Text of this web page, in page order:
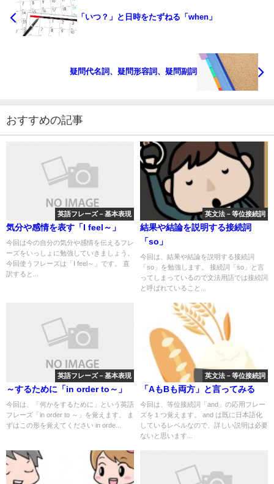
「いつ？」と日時をたずねる「when」
疑問代名詞、疑問形容詞、疑問副詞
おすすめの記事
英語フレーズ－基本表現
気分や感情を表す「I feel～」
今回は今の自分の気分や感情を伝えるフレ
ーズをいっしょに勉強していきましょう。
今回使うフレーズは「I feel～」です。 直
訳すると...
英文法－等位接続詞
結果や結論を説明する接続詞
「so」
今回は、結果や結論を説明する接続詞
「so」を勉強します。 接続詞「so」と言
ってしまっているので文法用語では接続詞
と呼ばれていること...
英語フレーズ－基本表現
～するために「in order to～」
今回は、「何かをするために」という英語
フレーズ「in order to ～」を覚えます。 ま
ずはこの形を覚えてください in orde...
英文法－等位接続詞
「AもBも両方」と言ってみる
今回は、等位接続詞「and」の応用フレー
ズを１つ覚えます。 and は既に日本語化
しているレベルなので、詳しい説明は必要
ないと思います...